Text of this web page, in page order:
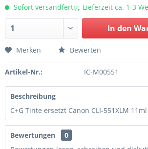
Sofort versandfertig, Lieferzeit ca. 1-3
In den
Merken Bewerten
Artikel-Nr.: IC-M00551
Beschreibung
C+G Tinte ersetzt Canon CLI-551XLM
Bewertungen
0